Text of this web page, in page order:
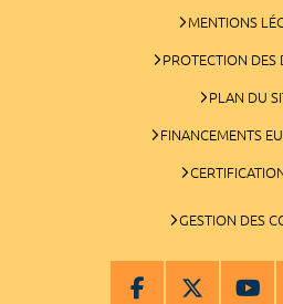
MENTIONS
PROTECTION DES
PLAN DU
FINANCEMENTS
GESTION DES